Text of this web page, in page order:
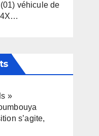
(01) véhicule de
»
s’agite,